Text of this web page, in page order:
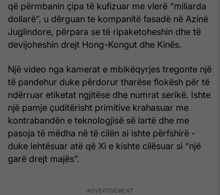
që përmbanin çipa të kufizuar me vlerë “miliarda
dollarë”, u dërguan te kompanitë fasadë në Azinë
Juglindore, përpara se të ripaketoheshin dhe të
devijoheshin drejt Hong-Kongut dhe Kinës.
Një video nga kamerat e mbikëqyrjes tregonte një
të pandehur duke përdorur tharëse flokësh për të
ndërruar etiketat ngjitëse dhe numrat serikë. Ishte
një pamje çuditërisht primitive krahasuar me
kontrabandën e teknologjisë së lartë dhe me
pasoja të mëdha në të cilën ai ishte përfshirë -
duke lehtësuar atë që Xi e kishte cilësuar si “një
garë drejt majës”.